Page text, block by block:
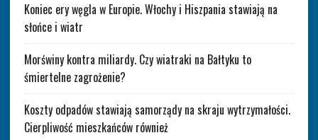
Koniec ery węgla w Europie. Włochy i Hiszpania stawiają na
słońce i wiatr
Morświny kontra miliardy. Czy wiatraki na Bałtyku to
śmiertelne zagrożenie?
Koszty odpadów stawiają samorządy na skraju wytrzymałości.
Cierpliwość mieszkańców również